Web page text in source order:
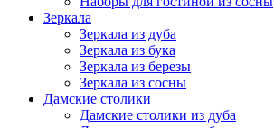
Зеркала
Зеркала из дуба
Зеркала из бука
Зеркала из березы
Зеркала из сосны
Дамские столики
Дамские столики из дуба